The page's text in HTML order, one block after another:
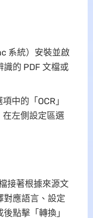
系統）安裝並啟
識的 PDF 文檔或
中的「OCR」
左側設定區選
接著根據來源文
對應語言、設定
點擊「轉換」